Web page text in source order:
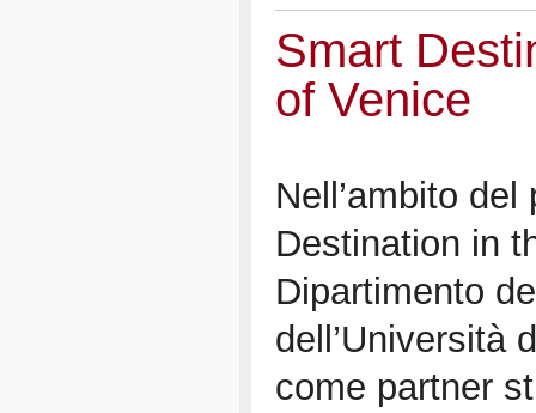
Smart
of Venice
Nell’ambito
Destination in
Dipartimento
dell’Università
come partner